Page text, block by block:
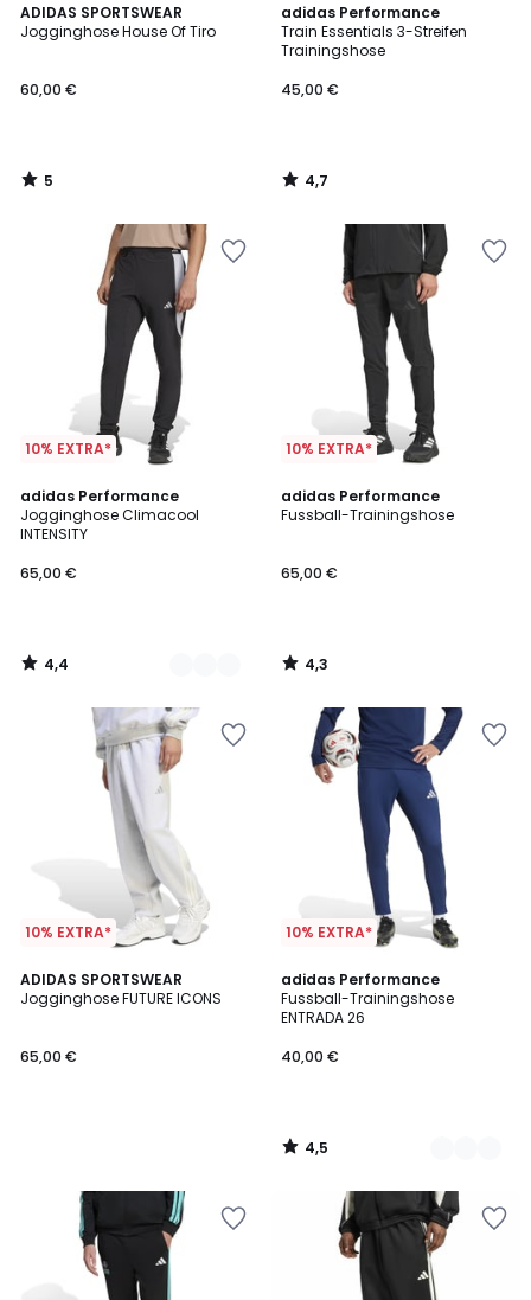
ADIDAS SPORTSWEAR
Jogginghose House Of Tiro
60,00 €
5
/
5
/
adidas Performance
Train Essentials 3-Streifen
Trainingshose
45,00 €
4,7
/ 5
4,7
/
10% EXTRA*
adidas Performance
Jogginghose Climacool
INTENSITY
65,00 €
4,4
/ 5
2
Farben
4,4
/
10% EXTRA*
adidas Performance
Fussball-Trainingshose
65,00 €
4,3
/ 5
4,3
/
10% EXTRA*
ADIDAS SPORTSWEAR
Jogginghose FUTURE ICONS
65,00 €
10% EXTRA*
adidas Performance
Fussball-Trainingshose
ENTRADA 26
40,00 €
4,5
/ 5
2
Farben
4,5
/